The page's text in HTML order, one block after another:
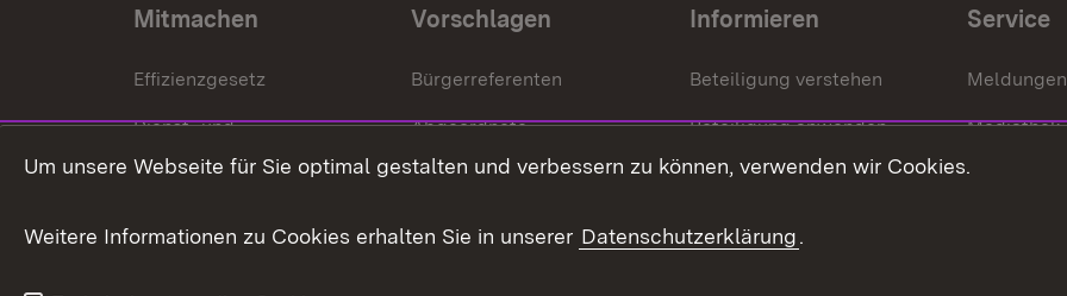
Mitmachen
Effizienzgesetz
Dienst- und
Versorgungsbezüge
Weitere
Vorschlagen
Bürgerreferenten
Abgeordnete
Bürgerbeauftragte
Informieren
Beteiligung verstehen
Beteiligung anwenden
Beteiligung stärken
Service
Meldungen
Mediathek
Um unsere Webseite für Sie optimal gestalten und verbessern zu können, verwenden wir Cookies.
Weitere Informationen zu Cookies erhalten Sie in unserer Datenschutzerklärung.